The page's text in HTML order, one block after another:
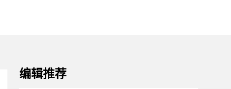
编辑推荐